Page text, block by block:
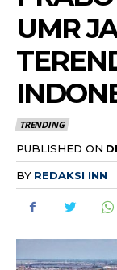
UMR
TRENDING
PUBLISHED ON
BY REDAKSI INN